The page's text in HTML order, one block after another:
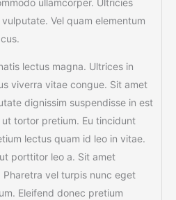
ullamcorper. Ultricies
Vel quam elementum
lectus magna. Ultrices in
viverra vitae congue. Sit amet
dignissim suspendisse in est
tortor pretium. Eu tincidunt
lectus quam id leo in vitae.
porttitor leo a. Sit amet
vel turpis nunc eget
Eleifend donec pretium